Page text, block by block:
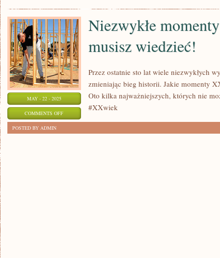
MAY - 22 - 2025
COMMENTS OFFON
Niezwykłe
musisz wiedzieć!
Przez ostatnie sto lat wiele niezwykłych
zmieniając bieg historii. Jakie momenty
Oto kilka najważniejszych, których nie
#XXwiek
POSTED BY ADMIN